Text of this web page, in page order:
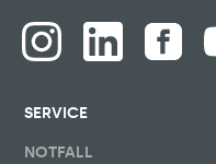
SERVICE
NOTFALL